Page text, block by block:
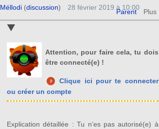
Parent Plus
Méllodi(discussion) 28 février 2019 à 10:00
Attention, pour faire cela, tu dois
être connecté(e) !
Clique ici pour te connecter
ou créer un compte
Explication détaillée : Tu n’es pas autorisé(e) à